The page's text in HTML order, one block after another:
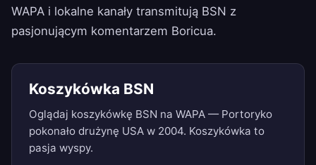
WAPA i lokalne kanały transmitują BSN z
pasjonującym komentarzem Boricua.
Koszykówka BSN
Oglądaj koszykówkę BSN na WAPA — Portoryko
pokonało drużynę USA w 2004. Koszykówka to
pasja wyspy.